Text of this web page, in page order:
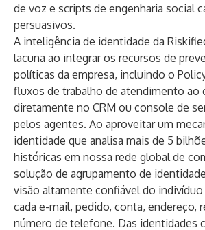
de voz e scripts de engenharia social
persuasivos.
A inteligência de identidade da
lacuna ao integrar os recursos de
políticas da empresa, incluindo o
fluxos de trabalho de atendimento ao
diretamente no CRM ou console de
pelos agentes. Ao aproveitar um
identidade que analisa mais de 5
históricas em nossa rede global de
solução de agrupamento de
visão altamente confiável do
cada e-mail, pedido, conta, endereço,
número de telefone. Das identidades